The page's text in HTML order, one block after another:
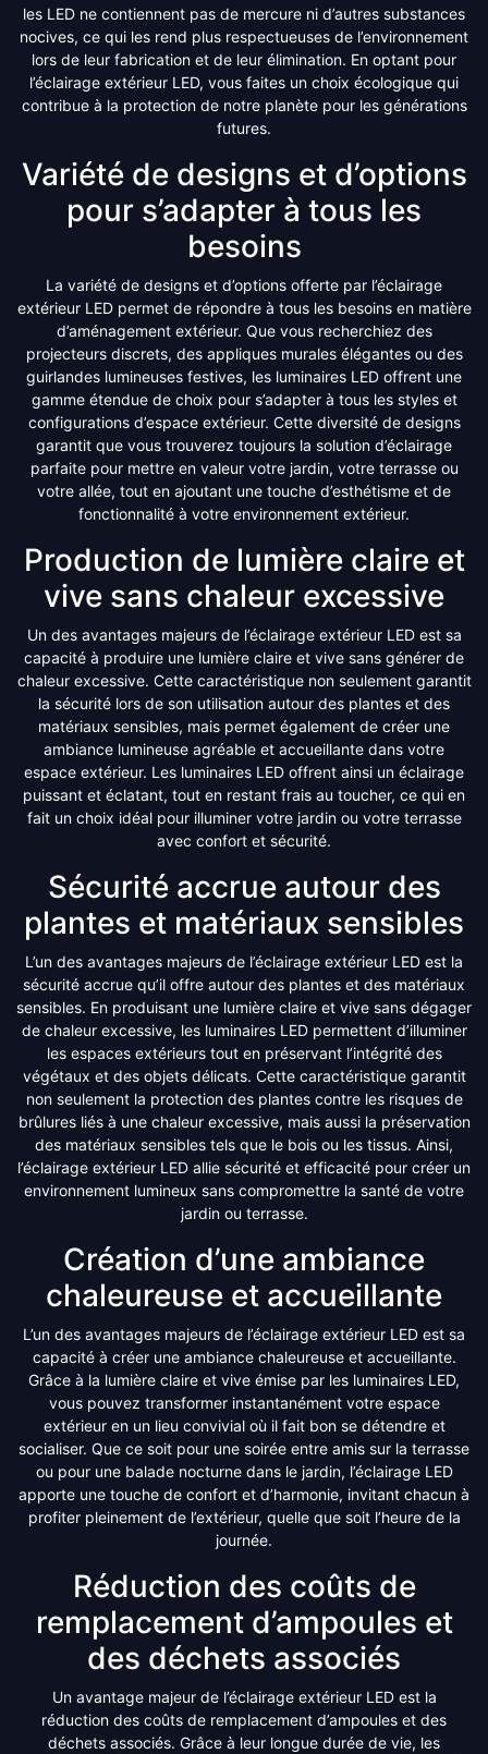
les LED ne contiennent pas de mercure ni d’autres substances
nocives, ce qui les rend plus respectueuses de l’environnement
lors de leur fabrication et de leur élimination. En optant pour
l’éclairage extérieur LED, vous faites un choix écologique qui
contribue à la protection de notre planète pour les générations
futures.
Variété de designs et d’options
pour s’adapter à tous les
besoins
La variété de designs et d’options offerte par l’éclairage
extérieur LED permet de répondre à tous les besoins en matière
d’aménagement extérieur. Que vous recherchiez des
projecteurs discrets, des appliques murales élégantes ou des
guirlandes lumineuses festives, les luminaires LED offrent une
gamme étendue de choix pour s’adapter à tous les styles et
configurations d’espace extérieur. Cette diversité de designs
garantit que vous trouverez toujours la solution d’éclairage
parfaite pour mettre en valeur votre jardin, votre terrasse ou
votre allée, tout en ajoutant une touche d’esthétisme et de
fonctionnalité à votre environnement extérieur.
Production de lumière claire et
vive sans chaleur excessive
Un des avantages majeurs de l’éclairage extérieur LED est sa
capacité à produire une lumière claire et vive sans générer de
chaleur excessive. Cette caractéristique non seulement garantit
la sécurité lors de son utilisation autour des plantes et des
matériaux sensibles, mais permet également de créer une
ambiance lumineuse agréable et accueillante dans votre
espace extérieur. Les luminaires LED offrent ainsi un éclairage
puissant et éclatant, tout en restant frais au toucher, ce qui en
fait un choix idéal pour illuminer votre jardin ou votre terrasse
avec confort et sécurité.
Sécurité accrue autour des
plantes et matériaux sensibles
L’un des avantages majeurs de l’éclairage extérieur LED est la
sécurité accrue qu’il offre autour des plantes et des matériaux
sensibles. En produisant une lumière claire et vive sans dégager
de chaleur excessive, les luminaires LED permettent d’illuminer
les espaces extérieurs tout en préservant l’intégrité des
végétaux et des objets délicats. Cette caractéristique garantit
non seulement la protection des plantes contre les risques de
brûlures liés à une chaleur excessive, mais aussi la préservation
des matériaux sensibles tels que le bois ou les tissus. Ainsi,
l’éclairage extérieur LED allie sécurité et efficacité pour créer un
environnement lumineux sans compromettre la santé de votre
jardin ou terrasse.
Création d’une ambiance
chaleureuse et accueillante
L’un des avantages majeurs de l’éclairage extérieur LED est sa
capacité à créer une ambiance chaleureuse et accueillante.
Grâce à la lumière claire et vive émise par les luminaires LED,
vous pouvez transformer instantanément votre espace
extérieur en un lieu convivial où il fait bon se détendre et
socialiser. Que ce soit pour une soirée entre amis sur la terrasse
ou pour une balade nocturne dans le jardin, l’éclairage LED
apporte une touche de confort et d’harmonie, invitant chacun à
profiter pleinement de l’extérieur, quelle que soit l’heure de la
journée.
Réduction des coûts de
remplacement d’ampoules et
des déchets associés
Un avantage majeur de l’éclairage extérieur LED est la
réduction des coûts de remplacement d’ampoules et des
déchets associés. Grâce à leur longue durée de vie, les